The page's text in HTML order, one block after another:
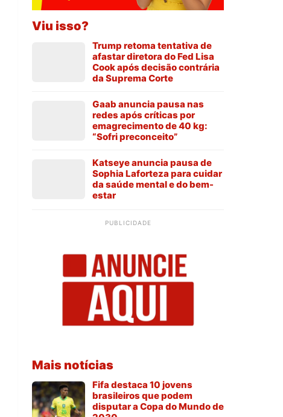
Viu isso?
Trump retoma tentativa de
afastar diretora do Fed Lisa
Cook após decisão contrária
da Suprema Corte
Gaab anuncia pausa nas
redes após críticas por
emagrecimento de 40 kg:
“Sofri preconceito”
Katseye anuncia pausa de
Sophia Laforteza para cuidar
da saúde mental e do bem-
estar
PUBLICIDADE
Mais notícias
Fifa destaca 10 jovens
brasileiros que podem
disputar a Copa do Mundo de